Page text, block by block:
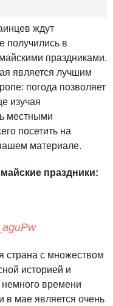
ждут
получились в
праздниками.
является лучшим
погода позволяет
изучая
местными
посетить на
материале.
праздники:
страна с множеством
историей и
немного времени
в мае является очень